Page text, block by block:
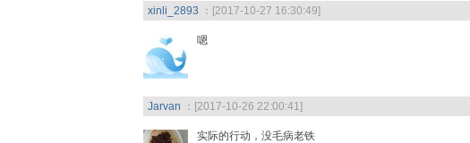
xinli_2893 ：[2017-10-27 16:30:49]
嗯
Jarvan ：[2017-10-26 22:00:41]
实际的行动，没毛病老铁